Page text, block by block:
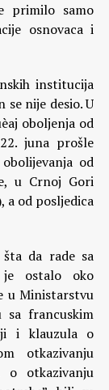
primilo samo
osnovaca i
institucija
nije desio. U
oboljenja od
juna prošle
od
u Crnoj Gori
a od posljedica
da rade sa
je ostalo oko
u Ministarstvu
francuskim
i klauzula o
otkazivanju
o otkazivanju